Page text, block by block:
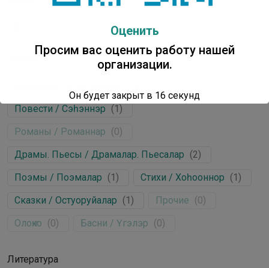
Повести / Сэһэннэр (1 )
Романы / Романнар (0)
Драмы. Пьесы / Драмалар. Пьесалар (2)
Поэмы / Поэмалар (1 ) Стихи / Хоһооннор (1 )
Сказки / Остуоруйалар (1 ) Прочие (0)
Олоҥхо (0) Басни / Үгэлэр (0)
Литература
Оценить
Просим вас оценить работу нашей
организации.
Он будет закрыт в 16 секунд